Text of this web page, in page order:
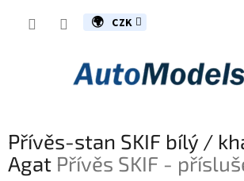
CZK
Přívěs-stan SKIF bílý /
Agat Přívěs SKIF -